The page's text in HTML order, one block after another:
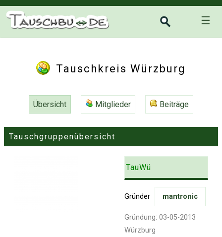
☰
Tauschkreis Würzburg
Übersicht Mitglieder Beiträge
Tauschgruppenübersicht
TauWü
Gründer mantronic
Gründung: 03-05-2013
Würzburg